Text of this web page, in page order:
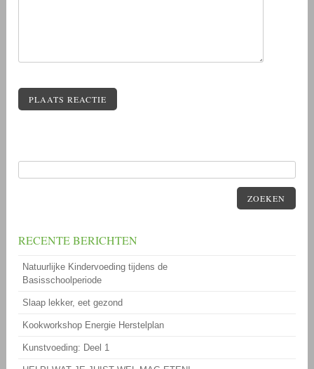
PLAATS REACTIE
ZOEKEN
RECENTE BERICHTEN
Natuurlijke Kindervoeding tijdens de
Basisschoolperiode
Slaap lekker, eet gezond
Kookworkshop Energie Herstelplan
Kunstvoeding: Deel 1